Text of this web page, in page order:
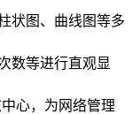
状图、曲线图等多
数等进行直观显
心，为网络管理